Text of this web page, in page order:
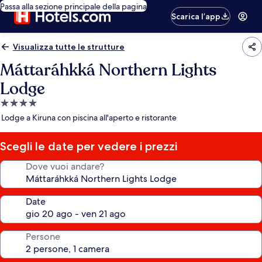
Passa alla sezione principale della pagina
Scarica l’app
Visualizza tutte le strutture
Máttaráhkká Northern Lights
Lodge
Struttura
a
stelle
Lodge a Kiruna con piscina all'aperto e ristorante
Scegli le date per vedere i prezzi
Dove vuoi andare?
Date
Persone